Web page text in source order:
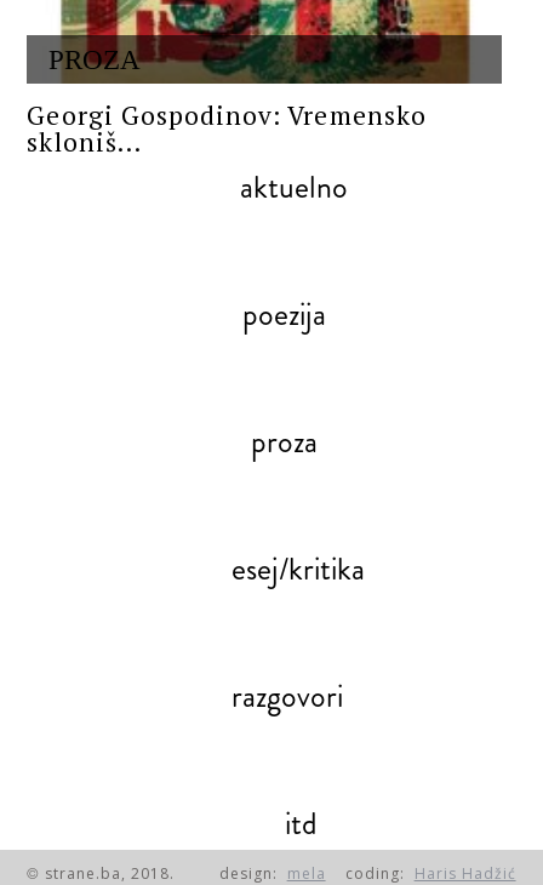
PROZA
Georgi Gospodinov: Vremensko
skloniš...
aktuelno
poezija
proza
esej/kritika
razgovori
itd
© strane.ba, 2018. design: mela coding: Haris Hadžić